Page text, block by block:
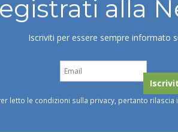
alla
Iscriviti per essere sempre informato
letto le condizioni sulla privacy, pertanto